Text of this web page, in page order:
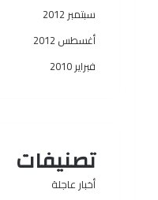
سبتمبر 2012
أغسطس 2012
فبراير 2010
تصنيفات
أخبار عاجلة